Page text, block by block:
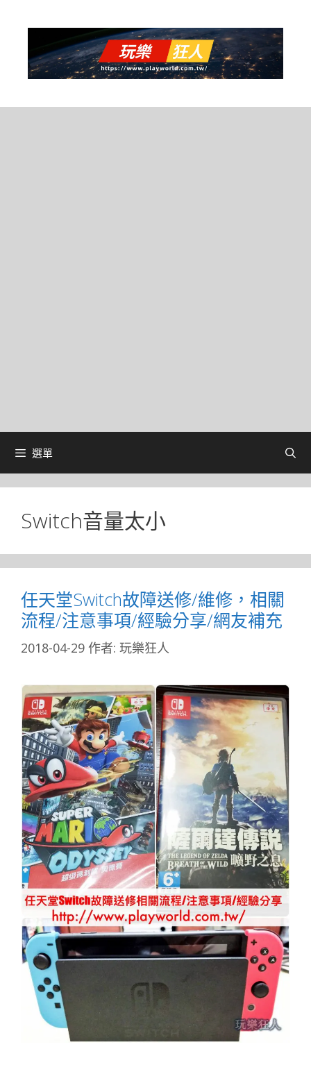
選單
Switch音量太小
任天堂Switch故障送修/維修，相關
流程/注意事項/經驗分享/網友補充
2018-04-29 作者: 玩樂狂人